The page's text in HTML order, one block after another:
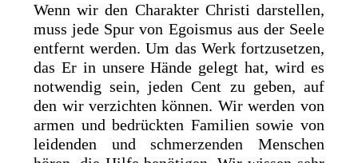
Wenn wir den Charakter Christi darstellen,
muss jede Spur von Egoismus aus der Seele
entfernt werden. Um das Werk fortzusetzen,
das Er in unsere Hände gelegt hat, wird es
notwendig sein, jeden Cent zu geben, auf
den wir verzichten können. Wir werden von
armen und bedrückten Familien sowie von
leidenden und schmerzenden Menschen